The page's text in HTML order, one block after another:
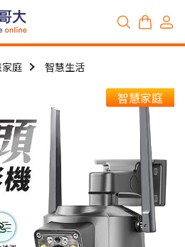
庭 智慧生活
智慧家庭